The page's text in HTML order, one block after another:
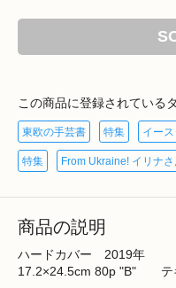
この商品に登録されている
東欧の手芸書 特集 イー
特集 From Ukraine! イリナ
商品の説明
ハードカバー 2019年
17.2×24.5cm 80p "B" テ